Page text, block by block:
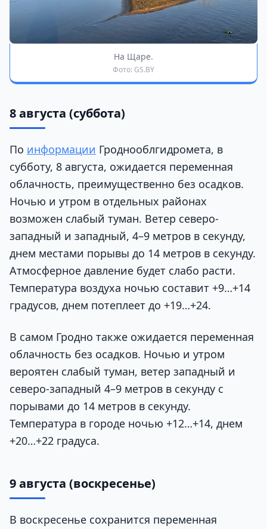
На Щаре.
Фото: GS.BY
8 августа (суббота)
По информации Гроднооблгидромета, в
субботу, 8 августа, ожидается переменная
облачность, преимущественно без осадков.
Ночью и утром в отдельных районах
возможен слабый туман. Ветер северо-
западный и западный, 4–9 метров в секунду,
днем местами порывы до 14 метров в секунду.
Атмосферное давление будет слабо расти.
Температура воздуха ночью составит +9…+14
градусов, днем потеплеет до +19…+24.
В самом Гродно также ожидается переменная
облачность без осадков. Ночью и утром
вероятен слабый туман, ветер западный и
северо-западный 4–9 метров в секунду с
порывами до 14 метров в секунду.
Температура в городе ночью +12…+14, днем
+20…+22 градуса.
9 августа (воскресенье)
В воскресенье сохранится переменная